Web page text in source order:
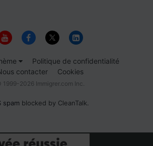
Politique de confidentialité
contacter
Cookies
1999-2026 Immigrer.com Inc.
spam blocked by CleanTalk.